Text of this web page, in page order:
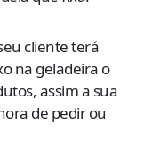
cliente terá
na geladeira o
assim a sua
de pedir ou